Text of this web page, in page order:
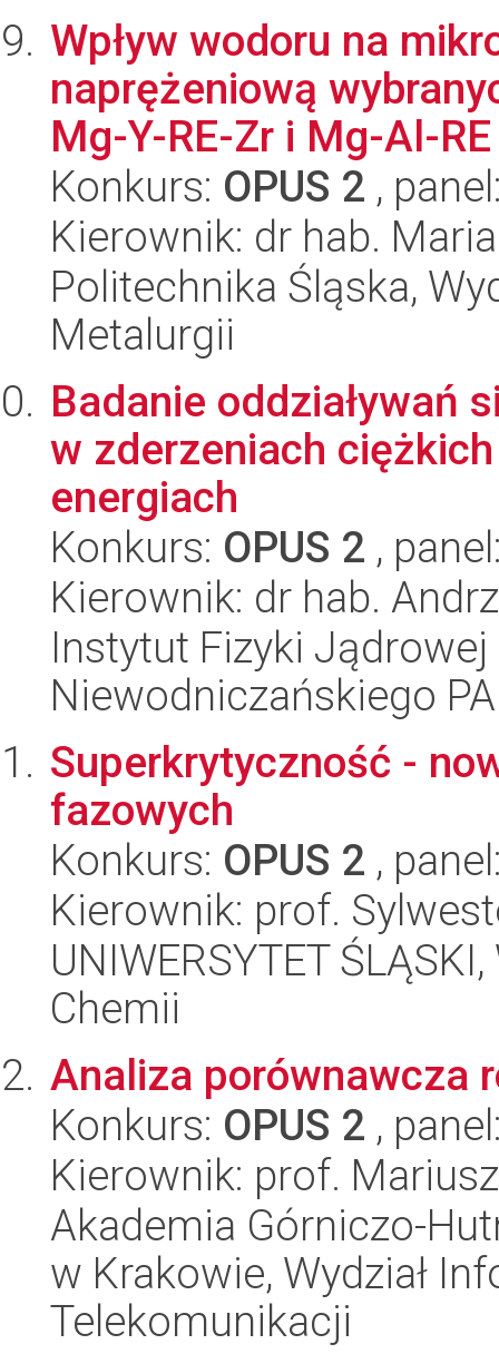
Wpływ wodoru na
naprężeniową
Mg-Y-RE-Zr i Mg-Al-RE
Konkurs: OPUS 2 ,
Kierownik: dr hab.
Politechnika Śląska,
Metalurgii
Badanie oddziaływań
w zderzeniach
energiach
Konkurs: OPUS 2 ,
Kierownik: dr hab.
Instytut Fizyki
Niewodniczańskiego
Superkrytyczność -
fazowych
Konkurs: OPUS 2 ,
Kierownik: prof.
UNIWERSYTET
Chemii
Analiza porównawcza
Konkurs: OPUS 2 ,
Kierownik: prof.
Akademia Górniczo-
w Krakowie, Wydział
Telekomunikacji